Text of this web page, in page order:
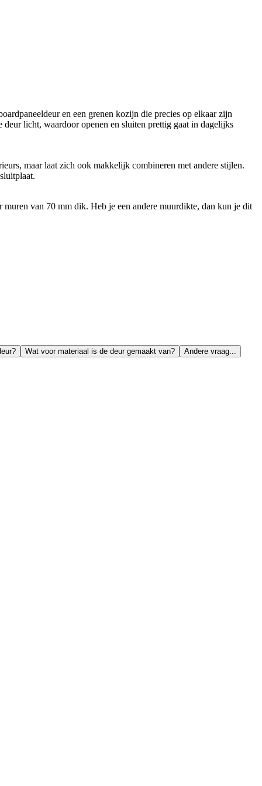
en een grenen kozijn die precies op elkaar zijn
licht, waardoor openen en sluiten prettig gaat in dagelijks
maar laat zich ook makkelijk combineren met andere stijlen.
van 70 mm dik. Heb je een andere muurdikte, dan kun je dit
Wat voor materiaal is de deur gemaakt van? Andere vraag...